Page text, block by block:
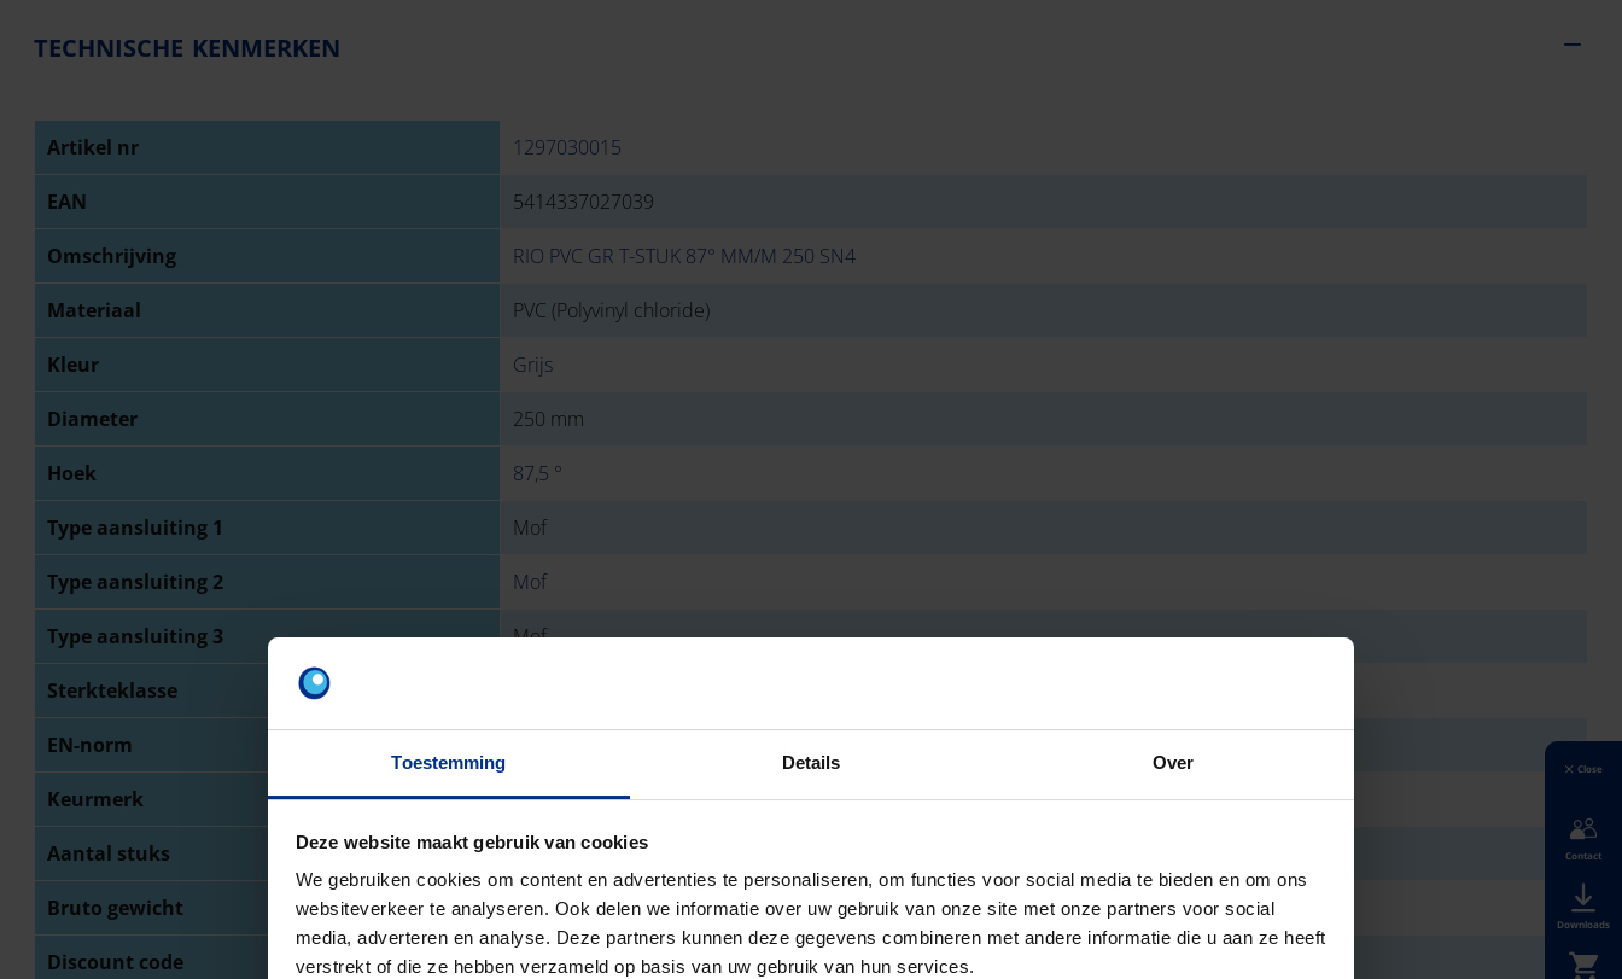
Toestemming Details Over
Deze website maakt gebruik van cookies
We gebruiken cookies om content en advertenties te personaliseren, om functies voor social media te bieden en om ons
websiteverkeer te analyseren. Ook delen we informatie over uw gebruik van onze site met onze partners voor social
media, adverteren en analyse. Deze partners kunnen deze gegevens combineren met andere informatie die u aan ze heeft
verstrekt of die ze hebben verzameld op basis van uw gebruik van hun services.
TECHNISCHE KENMERKEN
Artikel nr 1297030015
EAN 5414337027039
Omschrijving RIO PVC GR T-STUK 87° MM/M 250 SN4
Materiaal PVC (Polyvinyl chloride)
Kleur Grijs
Diameter 250 mm
Hoek 87,5 °
Type aansluiting 1 Mof
Type aansluiting 2 Mof
Type aansluiting 3 Mof
Sterkteklasse
EN-norm
Keurmerk BENOR
Aantal stuks 1
Bruto gewicht 5420
Discount code O03
Close
Contact
Downloads